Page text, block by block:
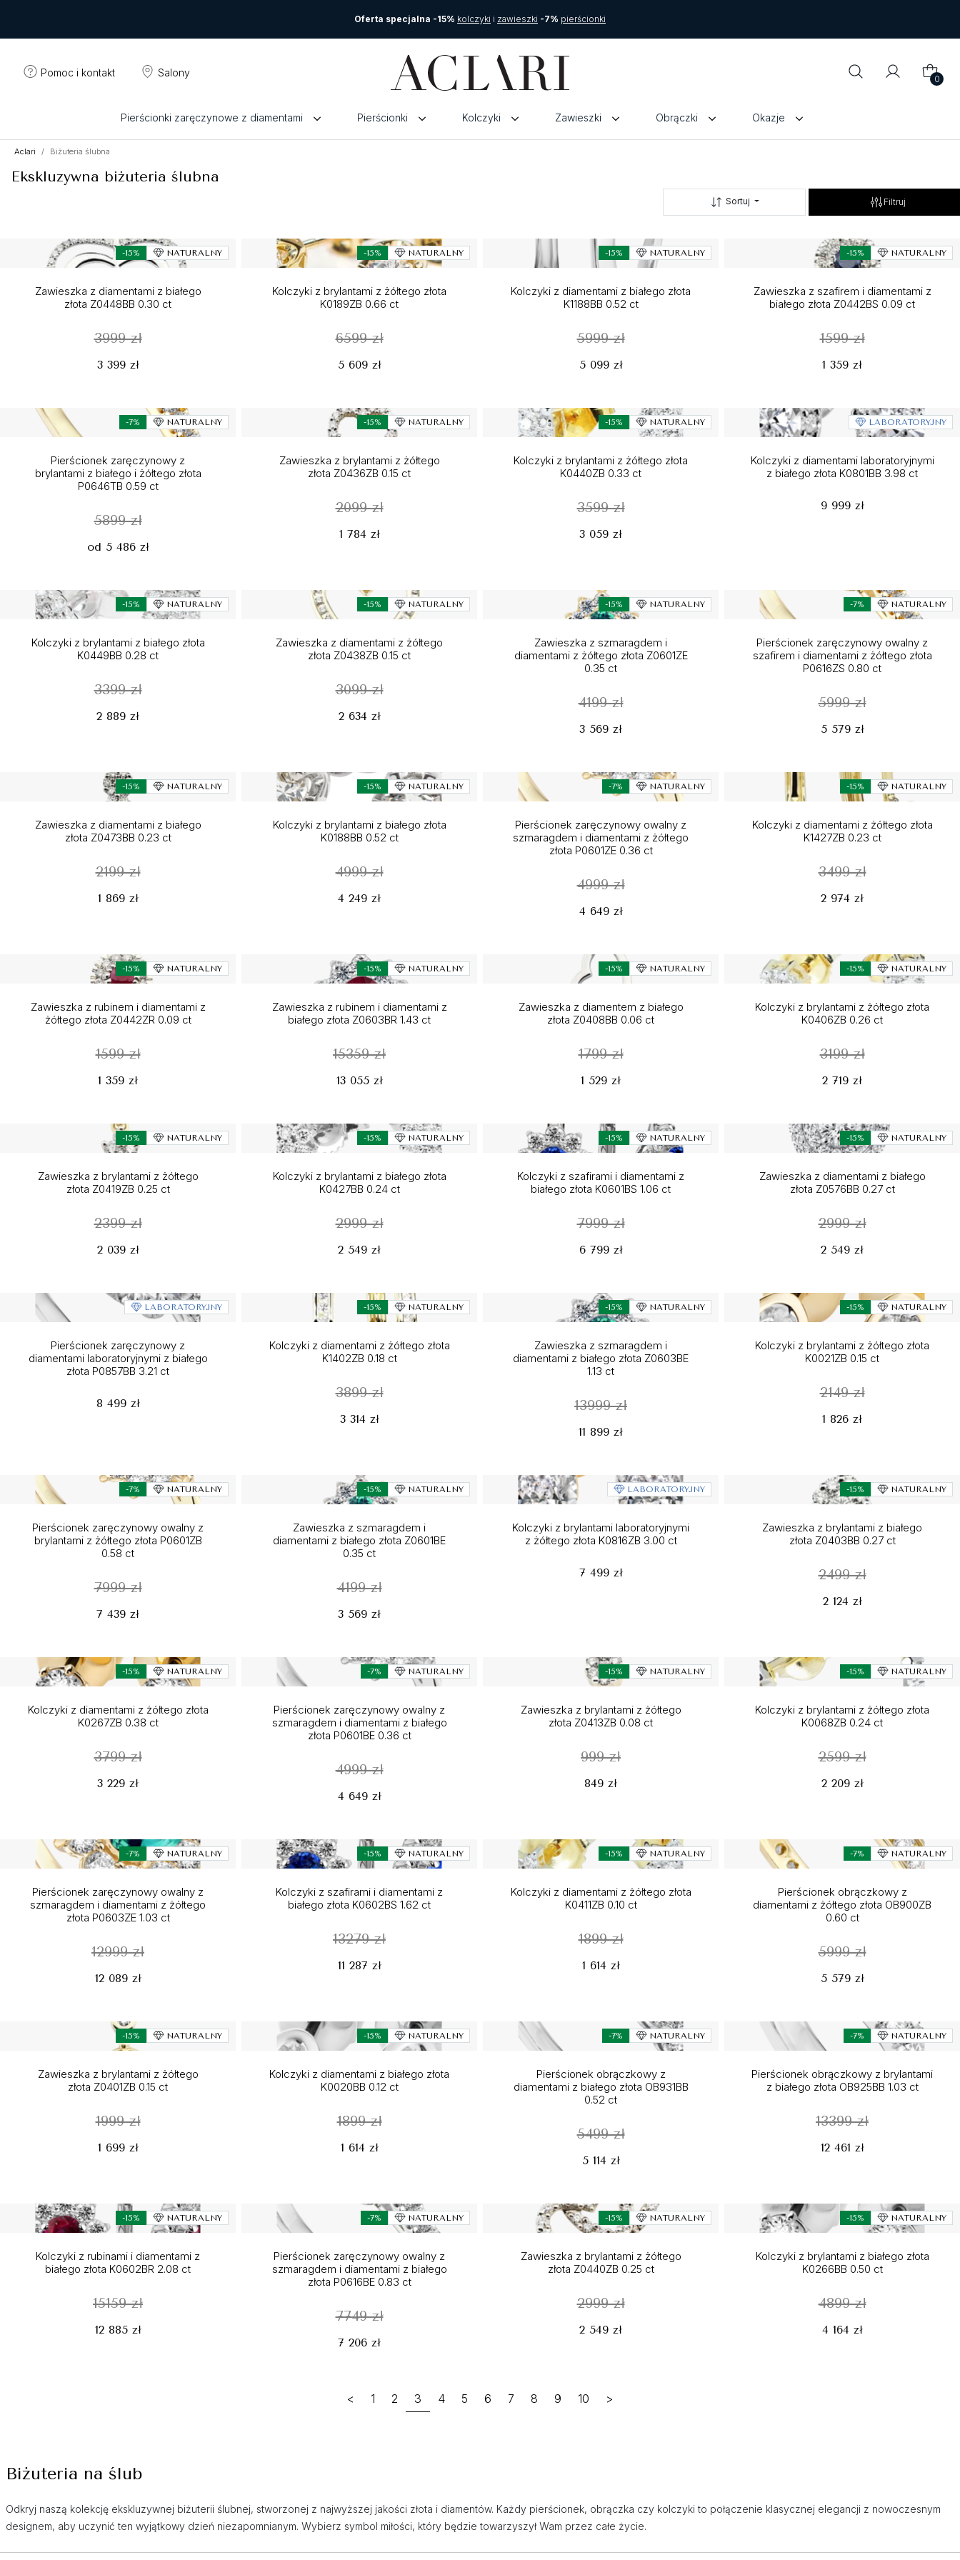
Oferta specjalna -15% kolczyki i zawieszki -7% pierścionki
Pomoc i kontakt Salony
0
Pierścionki zaręczynowe z diamentami Pierścionki Kolczyki Zawieszki Obrączki Okazje
Aclari Biżuteria ślubna
Ekskluzywna biżuteria ślubna
Sortuj Filtruj
-15% NATURALNY
Zawieszka z diamentami z białego
złota Z0448BB 0.30 ct
3999 zł
3 399 zł
-15% NATURALNY
Kolczyki z brylantami z żółtego złota
K0189ZB 0.66 ct
6599 zł
5 609 zł
-15% NATURALNY
Kolczyki z diamentami z białego złota
K1188BB 0.52 ct
5999 zł
5 099 zł
-15% NATURALNY
Zawieszka z szafirem i diamentami z
białego złota Z0442BS 0.09 ct
1599 zł
1 359 zł
-7% NATURALNY
Pierścionek zaręczynowy z
brylantami z białego i żółtego złota
P0646TB 0.59 ct
5899 zł
od 5 486 zł
-15% NATURALNY
Zawieszka z brylantami z żółtego
złota Z0436ZB 0.15 ct
2099 zł
1 784 zł
-15% NATURALNY
Kolczyki z brylantami z żółtego złota
K0440ZB 0.33 ct
3599 zł
3 059 zł
LABORATORYJNY
Kolczyki z diamentami laboratoryjnymi
z białego złota K0801BB 3.98 ct
9 999 zł
-15% NATURALNY
Kolczyki z brylantami z białego złota
K0449BB 0.28 ct
3399 zł
2 889 zł
-15% NATURALNY
Zawieszka z diamentami z żółtego
złota Z0438ZB 0.15 ct
3099 zł
2 634 zł
-15% NATURALNY
Zawieszka z szmaragdem i
diamentami z żółtego złota Z0601ZE
0.35 ct
4199 zł
3 569 zł
-7% NATURALNY
Pierścionek zaręczynowy owalny z
szafirem i diamentami z żółtego złota
P0616ZS 0.80 ct
5999 zł
5 579 zł
-15% NATURALNY
Zawieszka z diamentami z białego
złota Z0473BB 0.23 ct
2199 zł
1 869 zł
-15% NATURALNY
Kolczyki z brylantami z białego złota
K0188BB 0.52 ct
4999 zł
4 249 zł
-7% NATURALNY
Pierścionek zaręczynowy owalny z
szmaragdem i diamentami z żółtego
złota P0601ZE 0.36 ct
4999 zł
4 649 zł
-15% NATURALNY
Kolczyki z diamentami z żółtego złota
K1427ZB 0.23 ct
3499 zł
2 974 zł
-15% NATURALNY
Zawieszka z rubinem i diamentami z
żółtego złota Z0442ZR 0.09 ct
1599 zł
1 359 zł
-15% NATURALNY
Zawieszka z rubinem i diamentami z
białego złota Z0603BR 1.43 ct
15359 zł
13 055 zł
-15% NATURALNY
Zawieszka z diamentem z białego
złota Z0408BB 0.06 ct
1799 zł
1 529 zł
-15% NATURALNY
Kolczyki z brylantami z żółtego złota
K0406ZB 0.26 ct
3199 zł
2 719 zł
-15% NATURALNY
Zawieszka z brylantami z żółtego
złota Z0419ZB 0.25 ct
2399 zł
2 039 zł
-15% NATURALNY
Kolczyki z brylantami z białego złota
K0427BB 0.24 ct
2999 zł
2 549 zł
-15% NATURALNY
Kolczyki z szafirami i diamentami z
białego złota K0601BS 1.06 ct
7999 zł
6 799 zł
-15% NATURALNY
Zawieszka z diamentami z białego
złota Z0576BB 0.27 ct
2999 zł
2 549 zł
LABORATORYJNY
Pierścionek zaręczynowy z
diamentami laboratoryjnymi z białego
złota P0857BB 3.21 ct
8 499 zł
-15% NATURALNY
Kolczyki z diamentami z żółtego złota
K1402ZB 0.18 ct
3899 zł
3 314 zł
-15% NATURALNY
Zawieszka z szmaragdem i
diamentami z białego złota Z0603BE
1.13 ct
13999 zł
11 899 zł
-15% NATURALNY
Kolczyki z brylantami z żółtego złota
K0021ZB 0.15 ct
2149 zł
1 826 zł
-7% NATURALNY
Pierścionek zaręczynowy owalny z
brylantami z żółtego złota P0601ZB
0.58 ct
7999 zł
7 439 zł
-15% NATURALNY
Zawieszka z szmaragdem i
diamentami z białego złota Z0601BE
0.35 ct
4199 zł
3 569 zł
LABORATORYJNY
Kolczyki z brylantami laboratoryjnymi
z żółtego złota K0816ZB 3.00 ct
7 499 zł
-15% NATURALNY
Zawieszka z brylantami z białego
złota Z0403BB 0.27 ct
2499 zł
2 124 zł
-15% NATURALNY
Kolczyki z diamentami z żółtego złota
K0267ZB 0.38 ct
3799 zł
3 229 zł
-7% NATURALNY
Pierścionek zaręczynowy owalny z
szmaragdem i diamentami z białego
złota P0601BE 0.36 ct
4999 zł
4 649 zł
-15% NATURALNY
Zawieszka z brylantami z żółtego
złota Z0413ZB 0.08 ct
999 zł
849 zł
-15% NATURALNY
Kolczyki z brylantami z żółtego złota
K0068ZB 0.24 ct
2599 zł
2 209 zł
-7% NATURALNY
Pierścionek zaręczynowy owalny z
szmaragdem i diamentami z żółtego
złota P0603ZE 1.03 ct
12999 zł
12 089 zł
-15% NATURALNY
Kolczyki z szafirami i diamentami z
białego złota K0602BS 1.62 ct
13279 zł
11 287 zł
-15% NATURALNY
Kolczyki z diamentami z żółtego złota
K0411ZB 0.10 ct
1899 zł
1 614 zł
-7% NATURALNY
Pierścionek obrączkowy z
diamentami z żółtego złota OB900ZB
0.60 ct
5999 zł
5 579 zł
-15% NATURALNY
Zawieszka z brylantami z żółtego
złota Z0401ZB 0.15 ct
1999 zł
1 699 zł
-15% NATURALNY
Kolczyki z diamentami z białego złota
K0020BB 0.12 ct
1899 zł
1 614 zł
-7% NATURALNY
Pierścionek obrączkowy z
diamentami z białego złota OB931BB
0.52 ct
5499 zł
5 114 zł
-7% NATURALNY
Pierścionek obrączkowy z brylantami
z białego złota OB925BB 1.03 ct
13399 zł
12 461 zł
-15% NATURALNY
Kolczyki z rubinami i diamentami z
białego złota K0602BR 2.08 ct
15159 zł
12 885 zł
-7% NATURALNY
Pierścionek zaręczynowy owalny z
szmaragdem i diamentami z białego
złota P0616BE 0.83 ct
7749 zł
7 206 zł
-15% NATURALNY
Zawieszka z brylantami z żółtego
złota Z0440ZB 0.25 ct
2999 zł
2 549 zł
-15% NATURALNY
Kolczyki z brylantami z białego złota
K0266BB 0.50 ct
4899 zł
4 164 zł
< 1 2 3 4 5 6 7 8 9 10 >
Biżuteria na ślub
Odkryj naszą kolekcję ekskluzywnej biżuterii ślubnej, stworzonej z najwyższej jakości złota i diamentów. Każdy pierścionek, obrączka czy kolczyki to połączenie klasycznej elegancji z nowoczesnym
designem, aby uczynić ten wyjątkowy dzień niezapomnianym. Wybierz symbol miłości, który będzie towarzyszył Wam przez całe życie.